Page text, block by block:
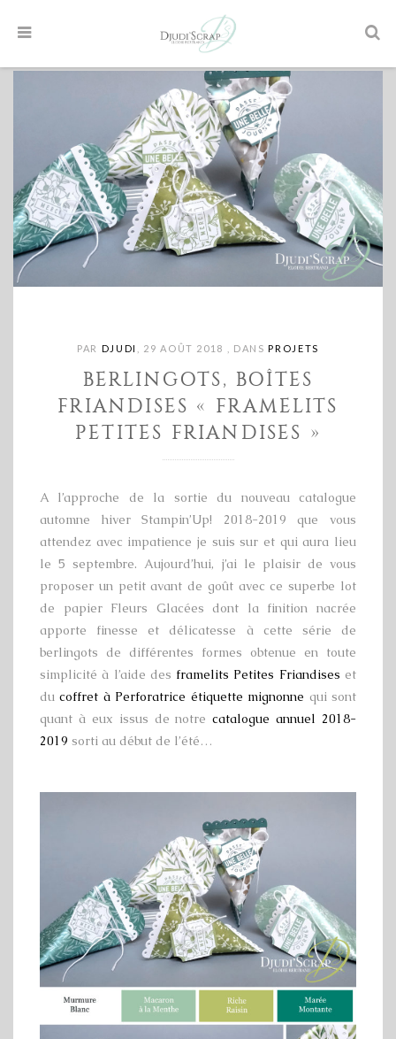
PAR DJUDI 29 AOÛT 2018 DANSPROJETS
BERLINGOTS, BOÎTES
FRIANDISES « FRAMELITS
PETITES FRIANDISES »
A l’approche de la sortie du nouveau catalogue
automne hiver Stampin’Up! 2018-2019 que vous
attendez avec impatience je suis sur et qui aura lieu
le 5 septembre. Aujourd’hui, j’ai le plaisir de vous
proposer un petit avant de goût avec ce superbe lot
de papier Fleurs Glacées dont la finition nacrée
apporte finesse et délicatesse à cette série de
berlingots de différentes formes obtenue en toute
simplicité à l’aide des framelits Petites Friandises et
ducoffret à Perforatrice étiquette mignonne qui sont
quant à eux issus de notrecatalogue annuel 2018-
2019 sorti au début de l’été…